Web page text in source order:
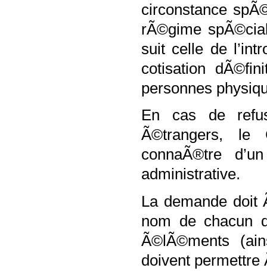
circonstance
rÃ©gime
suit celle de
cotisation
personnes
En cas de
Ã©trangers, le
connaÃ®tre
administrative.
La demande doit
nom de chacun
Ã©lÃ©ments
doivent permettre